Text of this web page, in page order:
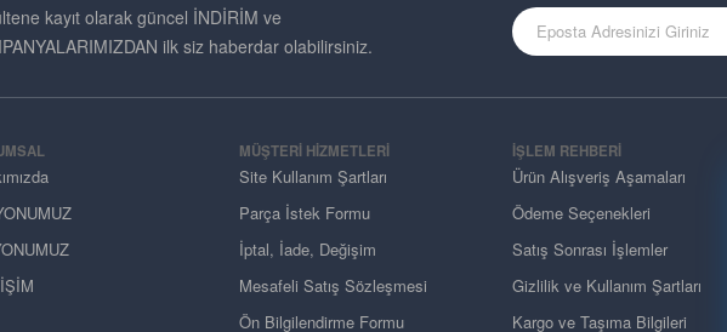
kayıt olarak güncel İNDİRİM ve
ilk siz haberdar olabilirsiniz.
MÜŞTERI HIZMETLERI
Site Kullanım Şartları
Parça İstek Formu
İptal, İade, Değişim
Mesafeli Satış Sözleşmesi
Ön Bilgilendirme Formu
İŞLEM REHBERİ
Ürün Alışveriş Aşamaları
Ödeme Seçenekleri
Satış Sonrası İşlemler
Gizlilik ve Kullanım Şartları
Kargo ve Taşıma Bilgileri